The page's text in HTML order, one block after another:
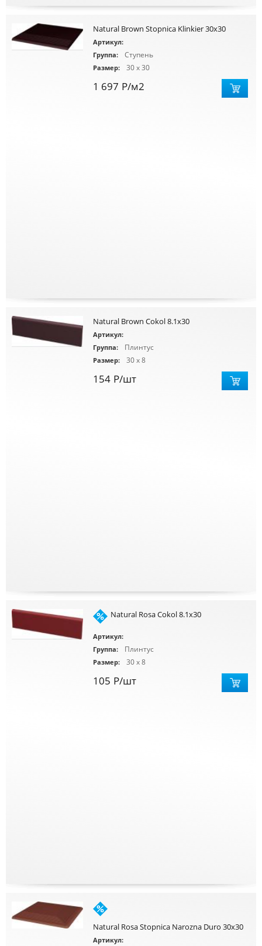
Natural Brown Stopnica Klinkier 30x30
Артикул:
Группа:
Ступень
Размер: 30 x 30
1 697 Р/м2
Natural Brown Cokol 8.1x30
Артикул:
Группа:
Плинтус
Размер: 30 x 8
154 Р/шт
Natural Rosa Cokol 8.1x30
Артикул:
Группа:
Плинтус
Размер: 30 x 8
105 Р/шт
Natural Rosa Stopnica Narozna Duro 30x30
Артикул: